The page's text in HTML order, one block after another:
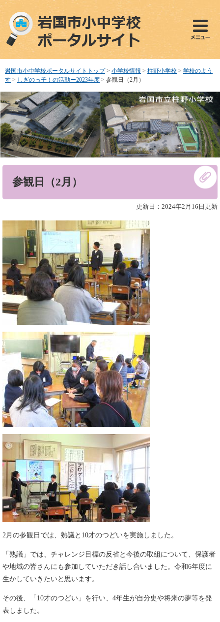
ペ
で
す
メ
ば
し
本
文
へ
岩国市小中学校ポータルサイトトップ > 小学校情報 > 柱野小学校 > 学校のよう
す > しぎのっ子！の活動ー2023年度 > 参観日（2月）
参観日（2月）
更新日：2024年2月16日更新
2月の参観日では、熟議と10才のつどいを実施しました。
「熟議」では、チャレンジ目標の反省と今後の取組について、保護者
や地域の皆さんにも参加していただき話し合いました。令和6年度に
生かしていきたいと思います。
その後、「10才のつどい」を行い、4年生が自分史や将来の夢等を発
表しました。